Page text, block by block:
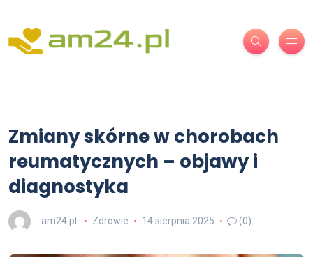
Zmiany skórne w chorobach
reumatycznych – objawy i
diagnostyka
am24.pl Zdrowie 14 sierpnia 2025 (0)